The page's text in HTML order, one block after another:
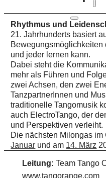
Rhythmus und
21. Jahrhunderts basiert
und jeder lernen kann.
Dabei steht die
mehr als Führen und
zwei Achsen, den zwei
TanzpartnerInnen und
traditionelle Tangomusik
auch ElectroTango, der
und Perspektiven verleiht.
Die nächsten Milongas
Januar und am 14. März
Leitung: Team Tango
www.tangorange.com